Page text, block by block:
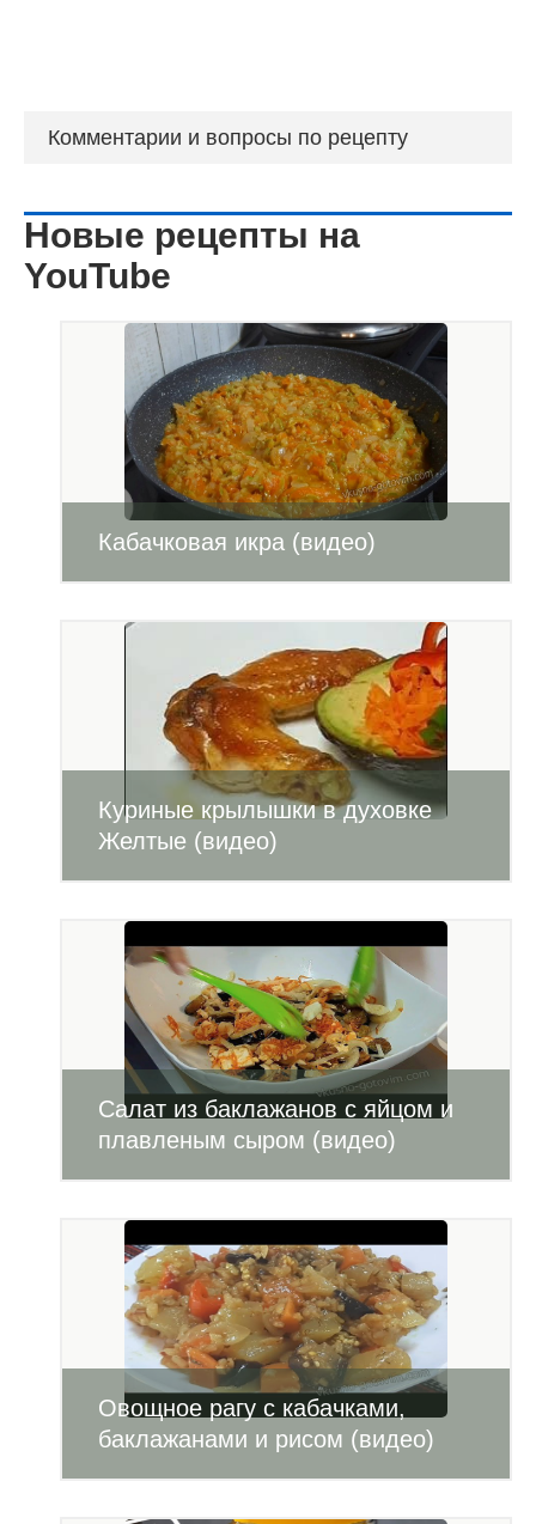
Комментарии и вопросы по рецепту
Новые рецепты на
YouTube
Кабачковая икра (видео)
Куриные крылышки в духовке
Желтые (видео)
Салат из баклажанов с яйцом и
плавленым сыром (видео)
Овощное рагу с кабачками,
баклажанами и рисом (видео)